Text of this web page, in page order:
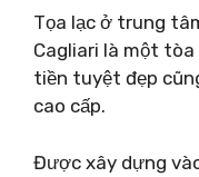
Tọa lạc ở trung
Cagliari là một
tiền tuyệt đẹp
cao cấp.
Được xây dựng